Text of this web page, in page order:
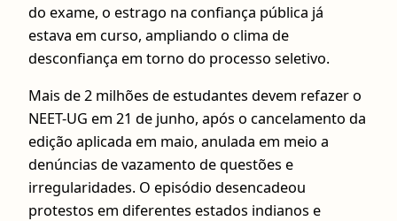
do exame, o estrago na confiança pública já
estava em curso, ampliando o clima de
desconfiança em torno do processo seletivo.
Mais de 2 milhões de estudantes devem refazer o
NEET-UG em 21 de junho, após o cancelamento da
edição aplicada em maio, anulada em meio a
denúncias de vazamento de questões e
irregularidades. O episódio desencadeou
protestos em diferentes estados indianos e